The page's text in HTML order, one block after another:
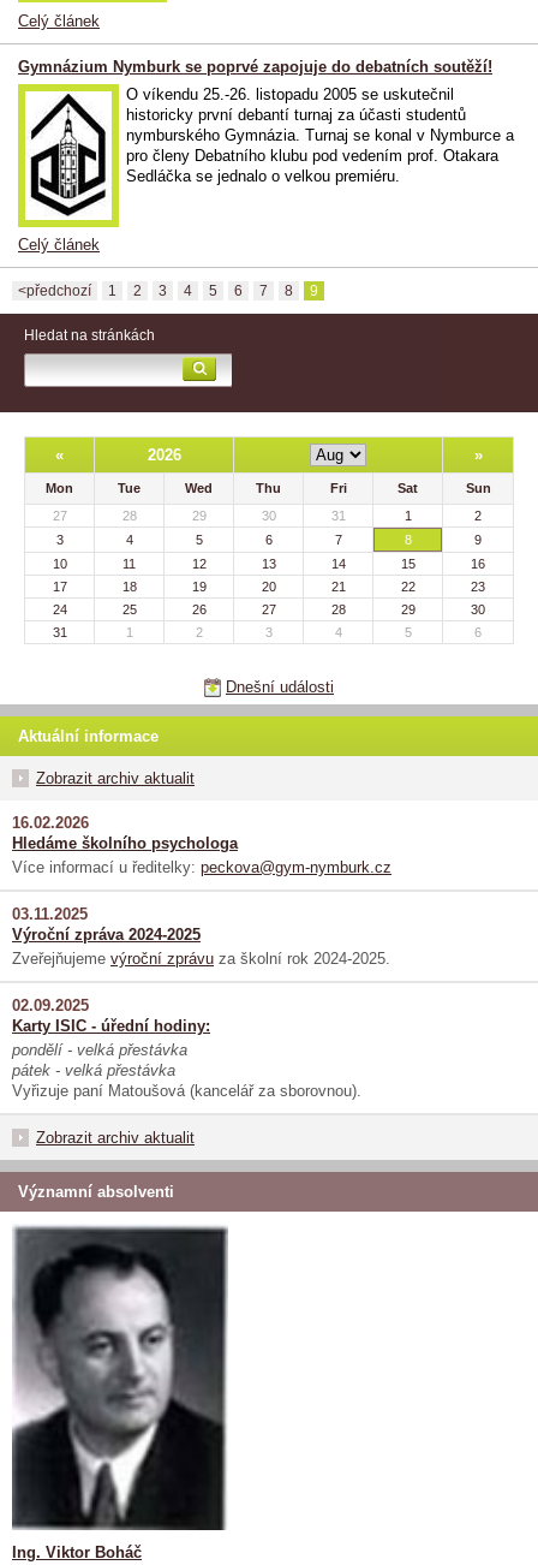
Celý článek
Gymnázium Nymburk se poprvé zapojuje do debatních soutěží!
O víkendu 25.-26. listopadu 2005 se uskutečnil
historicky první debantí turnaj za účasti studentů
nymburského Gymnázia. Turnaj se konal v Nymburce a
pro členy Debatního klubu pod vedením prof. Otakara
Sedláčka se jednalo o velkou premiéru.
Celý článek
<předchozí 1 2 3 4 5 6 7 8 9
Hledat na stránkách
« 2026 »
Mon Tue Wed Thu Fri Sat
Sun
27
28 29 30 31 1
2
3
4 5 6 7 8
9
10
11 12 13 14 15
16
17
18 19 20 21 22
23
24
25 26 27 28 29
30
31
1 2 3 4 5 6
Dnešní události
Aktuální informace
Zobrazit archiv aktualit
16.02.2026
Hledáme školního psychologa
Více informací u ředitelky: peckova@gym-nymburk.cz
03.11.2025
Výroční zpráva 2024-2025
Zveřejňujeme výroční zprávu za školní rok 2024-2025.
02.09.2025
Karty ISIC - úřední hodiny:
pondělí - velká přestávka
pátek - velká přestávka
Vyřizuje paní Matoušová (kancelář za sborovnou).
Zobrazit archiv aktualit
Významní absolventi
Ing. Viktor Boháč